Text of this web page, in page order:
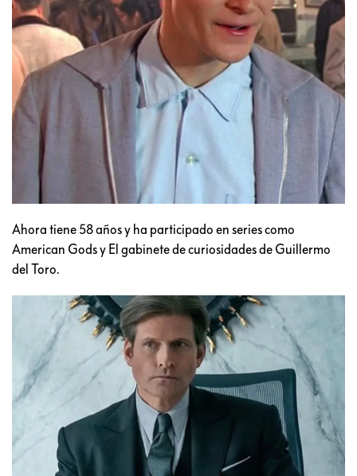
Ahora tiene 58 años y ha participado en series como
American Gods y El gabinete de curiosidades de Guillermo
del Toro.